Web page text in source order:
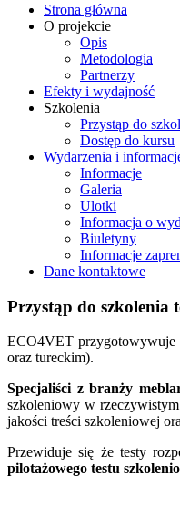
Strona główna
O projekcie
Opis
Metodologia
Partnerzy
Efekty i wydajność
Szkolenia
Przystąp do
Dostęp do kursu
Wydarzenia i
Informacje
Galeria
Ulotki
Informacja o
Biuletyny
Informacje
Dane kontaktowe
Przystąp do szkolenia
ECO4VET przygotowywuje
oraz tureckim).
Specjaliści z branży
szkoleniowy w
jakości treści szkoleniowej
Przewiduje się że testy
pilotażowego testu